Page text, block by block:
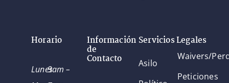
Horario
Lunes9am –
Información
de
Contacto
Servicios Legales
Asilo
Waivers/
Peticiones